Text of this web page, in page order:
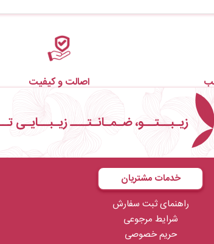
اصالت و کیفیت
زیـبــتــو، ضـمـانـتـــ زیـبــایـی
خدمات مشتریان
راهنمای ثبت سفارش
شرایط مرجوعی
حریم خصوصی